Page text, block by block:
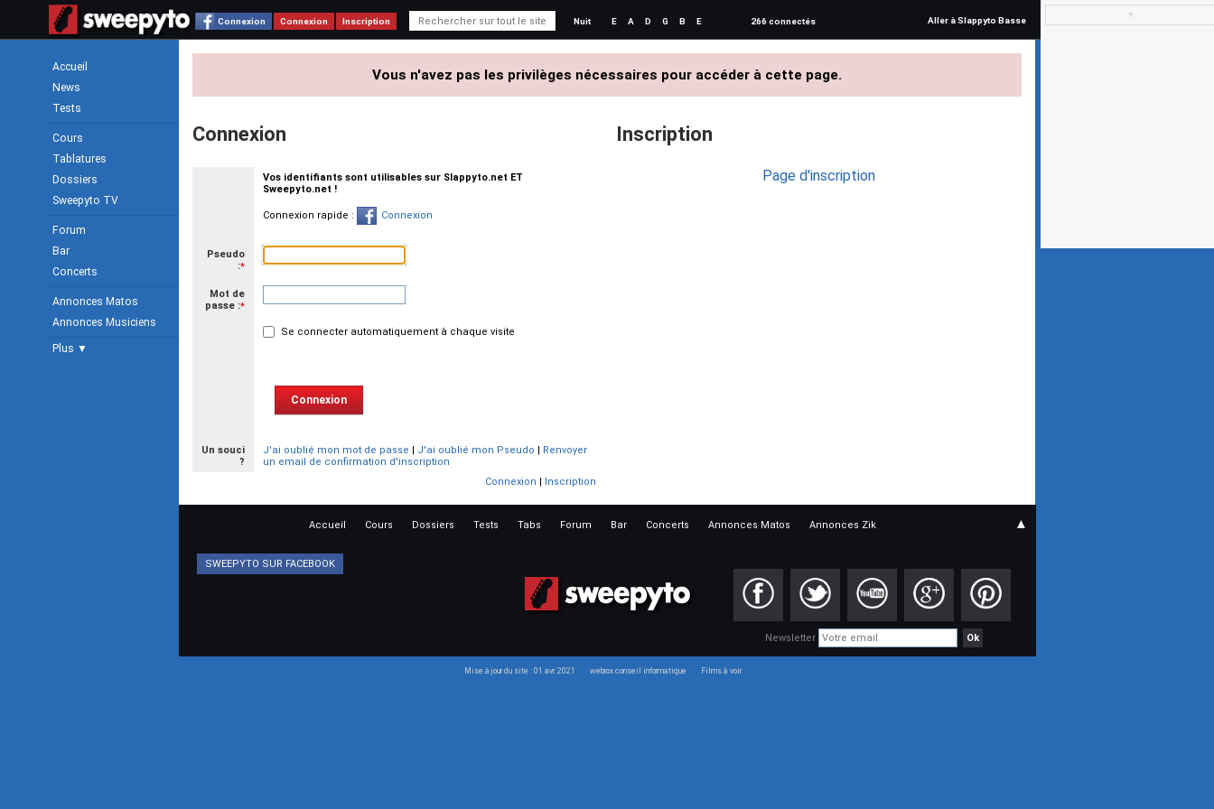
Connexion Connexion Inscription Nuit E A D G B E 266 connectés Aller à Slappyto Basse
Accueil
News
Tests
Cours
Tablatures
Dossiers
Sweepyto TV
Forum
Bar
Concerts
Annonces Matos
Annonces Musiciens
Plus ▼
Vous n'avez pas les privilèges nécessaires pour accéder à cette page.
Connexion
Vos identifiants sont utilisables sur Slappyto.net ET
Sweepyto.net !
Connexion rapide : Connexion
Pseudo
:*
Mot de
passe :*
Se connecter automatiquement à chaque visite
Un souci
?
J'ai oublié mon mot de passe | J'ai oublié mon Pseudo | Renvoyer
un email de confirmation d'inscription
Connexion | Inscription
Inscription
Page d'inscription
▼
Accueil Cours Dossiers Tests Tabs Forum Bar Concerts Annonces Matos Annonces Zik ▲
SWEEPYTO SUR FACEBOOK
Newsletter
Mise à jour du site : 01 avr. 2021 webrox conseil informatique Films à voir